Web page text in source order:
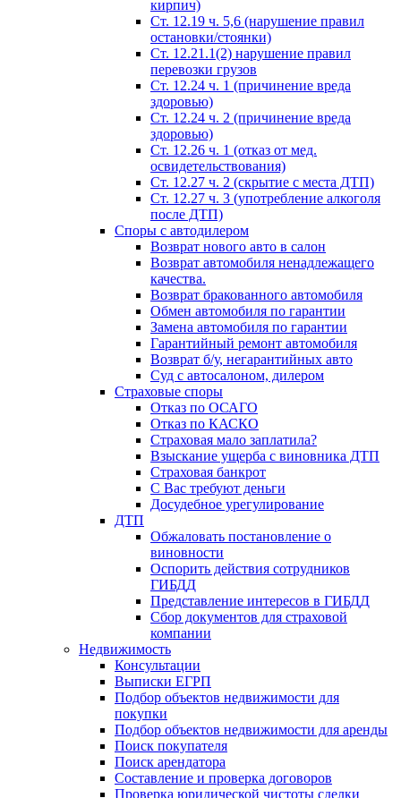
кирпич)
Ст. 12.19 ч. 5,6 (нарушение правил
остановки/стоянки)
Ст. 12.21.1(2) нарушение правил
перевозки грузов
Ст. 12.24 ч. 1 (причинение вреда
здоровью)
Ст. 12.24 ч. 2 (причинение вреда
здоровью)
Ст. 12.26 ч. 1 (отказ от мед.
освидетельствования)
Ст. 12.27 ч. 2 (скрытие с места ДТП)
Ст. 12.27 ч. 3 (употребление алкоголя
после ДТП)
Споры с автодилером
Возврат нового авто в салон
Возврат автомобиля ненадлежащего
качества.
Возврат бракованного автомобиля
Обмен автомобиля по гарантии
Замена автомобиля по гарантии
Гарантийный ремонт автомобиля
Возврат б/у, негарантийных авто
Суд с автосалоном, дилером
Страховые споры
Отказ по ОСАГО
Отказ по КАСКО
Страховая мало заплатила?
Взыскание ущерба с виновника ДТП
Страховая банкрот
С Вас требуют деньги
Досудебное урегулирование
ДТП
Обжаловать постановление о
виновности
Оспорить действия сотрудников
ГИБДД
Представление интересов в ГИБДД
Сбор документов для страховой
компании
Недвижимость
Консультации
Выписки ЕГРП
Подбор объектов недвижимости для
покупки
Подбор объектов недвижимости для аренды
Поиск покупателя
Поиск арендатора
Составление и проверка договоров
Проверка юридической чистоты сделки